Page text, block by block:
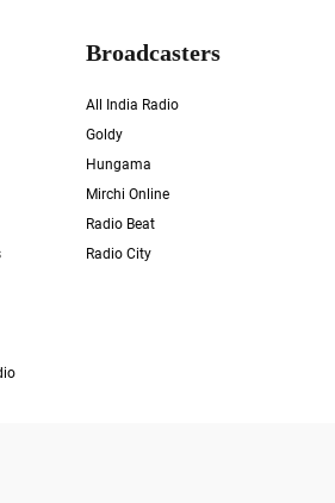
Broadcasters
All India Radio
Goldy
Hungama
Mirchi Online
Radio Beat
Radio City